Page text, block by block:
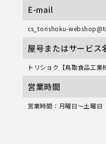
E-mail
cs_torishoku-
屋号またはサービス
トリショク【鳥取食品工業
営業時間
営業時間：月曜日～土曜